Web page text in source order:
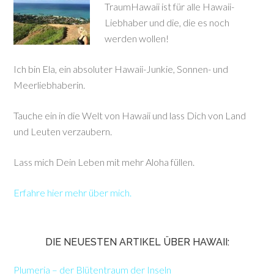
TraumHawaii ist für alle Hawaii-
Liebhaber und die, die es noch
werden wollen!
Ich bin Ela, ein absoluter Hawaii-Junkie, Sonnen- und
Meerliebhaberin.
Tauche ein in die Welt von Hawaii und lass Dich von Land
und Leuten verzaubern.
Lass mich Dein Leben mit mehr Aloha füllen.
Erfahre hier mehr über mich.
DIE NEUESTEN ARTIKEL ÜBER HAWAII:
Plumeria – der Blütentraum der Inseln